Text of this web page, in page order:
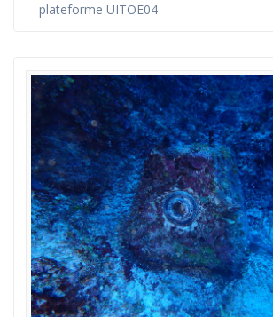
plateforme UITOE04